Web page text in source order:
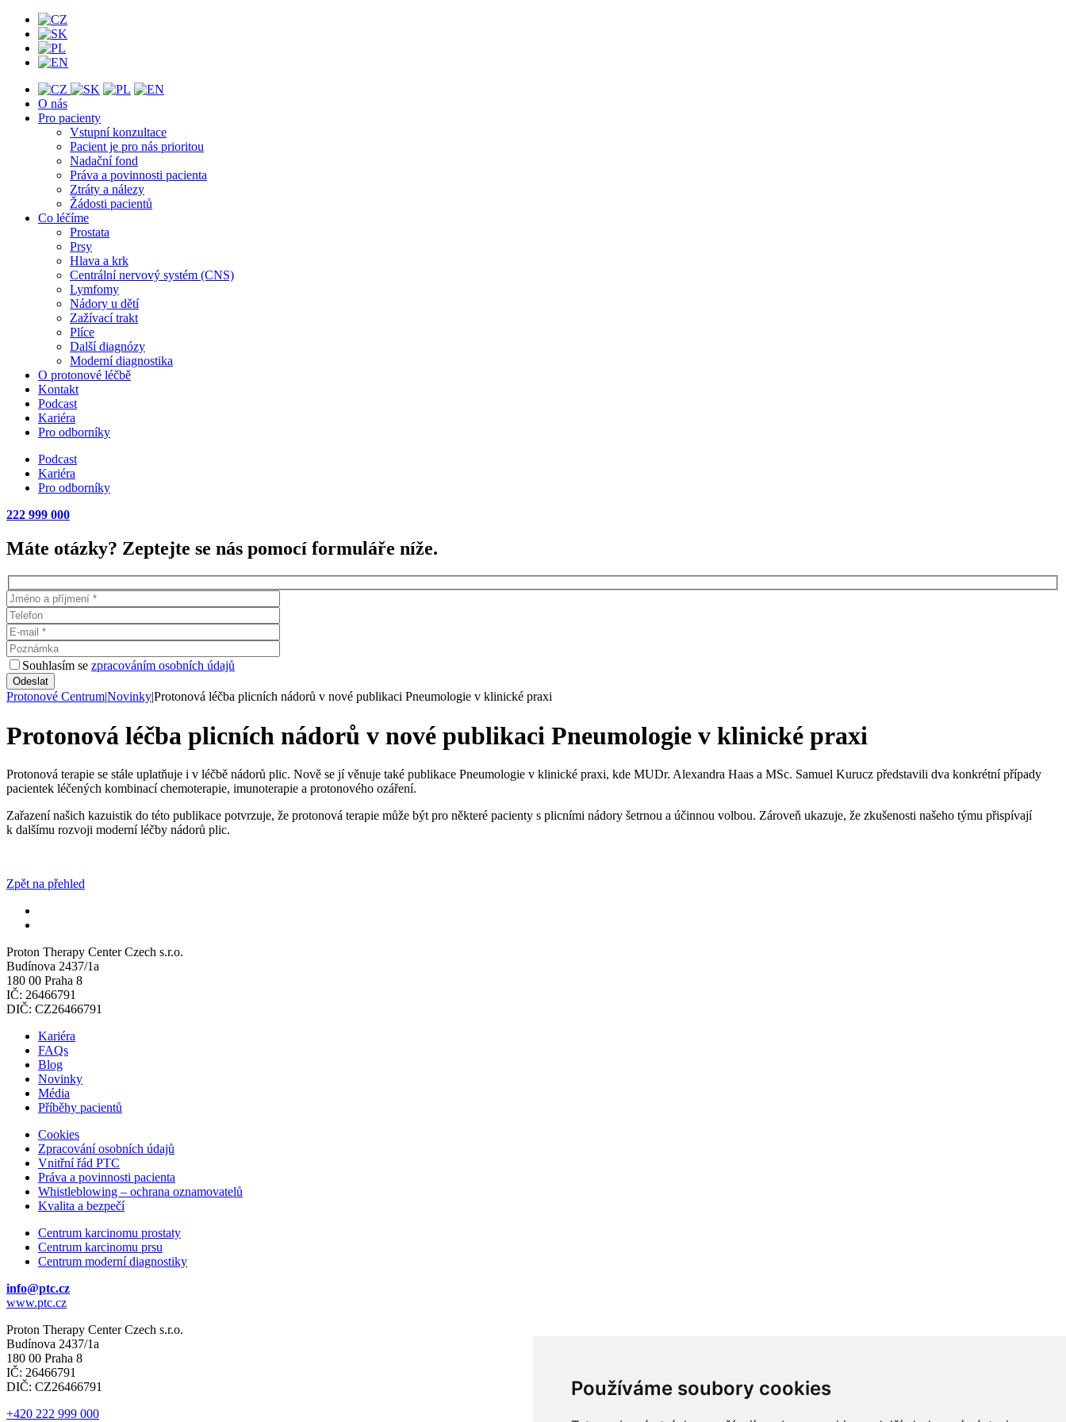
Používáme soubory cookies
O nás
Pro pacienty
Vstupní konzultace
Pacient je pro nás prioritou
Nadační fond
Práva a povinnosti pacienta
Ztráty a nálezy
Žádosti pacientů
Co léčíme
Prostata
Prsy
Hlava a krk
Centrální nervový systém (CNS)
Lymfomy
Nádory u dětí
Zažívací trakt
Plíce
Další diagnózy
Moderní diagnostika
O protonové léčbě
Kontakt
Podcast
Kariéra
Pro odborníky
Podcast
Kariéra
Pro odborníky
222 999 000
Máte otázky? Zeptejte se nás pomocí formuláře níže.
Souhlasím se zpracováním osobních údajů
Protonové Centrum|Novinky|Protonová léčba plicních nádorů v nové publikaci Pneumologie v klinické praxi
Protonová léčba plicních nádorů v nové publikaci Pneumologie v klinické praxi
Protonová terapie se stále uplatňuje i v léčbě nádorů plic. Nově se jí věnuje také publikace Pneumologie v klinické praxi, kde MUDr. Alexandra Haas a MSc. Samuel Kurucz představili dva konkrétní případy
pacientek léčených kombinací chemoterapie, imunoterapie a protonového ozáření.
Zařazení našich kazuistik do této publikace potvrzuje, že protonová terapie může být pro některé pacienty s plicními nádory šetrnou a účinnou volbou. Zároveň ukazuje, že zkušenosti našeho týmu přispívají
k dalšímu rozvoji moderní léčby nádorů plic.
Zpět na přehled
Proton Therapy Center Czech s.r.o.
Budínova 2437/1a
180 00 Praha 8
IČ: 26466791
DIČ: CZ26466791
Kariéra
FAQs
Blog
Novinky
Média
Příběhy pacientů
Cookies
Zpracování osobních údajů
Vnitřní řád PTC
Práva a povinnosti pacienta
Whistleblowing – ochrana oznamovatelů
Kvalita a bezpečí
Centrum karcinomu prostaty
Centrum karcinomu prsu
Centrum moderní diagnostiky
info@ptc.cz
www.ptc.cz
Proton Therapy Center Czech s.r.o.
Budínova 2437/1a
180 00 Praha 8
IČ: 26466791
DIČ: CZ26466791
+420 222 999 000